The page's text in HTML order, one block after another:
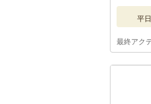
平日
最終アク